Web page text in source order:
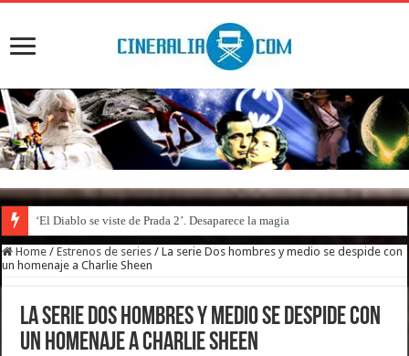
‘El Diablo se viste de Prada 2’. Desaparece la magia
Home / Estrenos de series / La serie Dos hombres y medio se despide con
un homenaje a Charlie Sheen
La serie Dos hombres y medio se despide con
un homenaje a Charlie Sheen